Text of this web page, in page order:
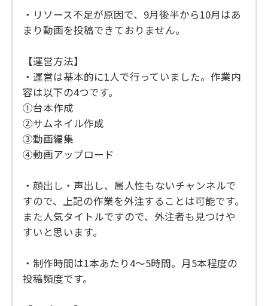
・リソース不足が原因で、9月後半から10月はあ
まり動画を投稿できておりません。
【運営方法】
・運営は基本的に1人で行っていました。作業内
容は以下の4つです。
①台本作成
②サムネイル作成
③動画編集
④動画アップロード
・顔出し・声出し、属人性もないチャンネルで
すので、上記の作業を外注することは可能です。
また人気タイトルですので、外注者も見つけや
すいと思います。
・制作時間は1本あたり4～5時間。月5本程度の
投稿頻度です。